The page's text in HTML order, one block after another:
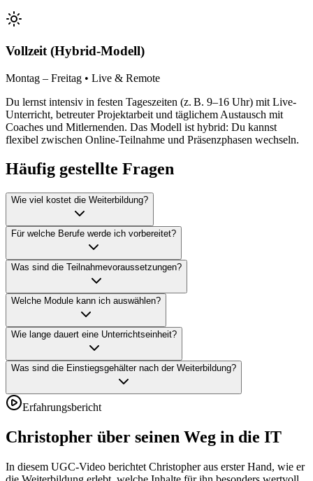
Vollzeit (Hybrid-Modell)
Montag – Freitag • Live & Remote
Du lernst intensiv in festen Tageszeiten (z. B. 9–16 Uhr) mit Live-
Unterricht, betreuter Projektarbeit und täglichem Austausch mit
Coaches und Mitlernenden. Das Modell ist hybrid: Du kannst
flexibel zwischen Online-Teilnahme und Präsenzphasen wechseln.
Häufig gestellte Fragen
Wie viel kostet die Weiterbildung?
Für welche Berufe werde ich vorbereitet?
Was sind die Teilnahmevoraussetzungen?
Welche Module kann ich auswählen?
Wie lange dauert eine Unterrichtseinheit?
Was sind die Einstiegsgehälter nach der Weiterbildung?
Erfahrungsbericht
Christopher über seinen Weg in die IT
In diesem UGC-Video berichtet Christopher aus erster Hand, wie er